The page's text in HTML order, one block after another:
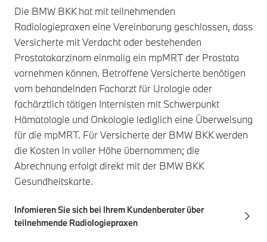
Die BMW BKK hat mit teilnehmenden
Radiologiepraxen eine Vereinbarung geschlossen, dass
Versicherte mit Verdacht oder bestehenden
Prostatakarzinom einmalig ein mpMRT der Prostata
vornehmen können. Betroffene Versicherte benötigen
vom behandelnden Facharzt für Urologie oder
fachärztlich tätigen Internisten mit Schwerpunkt
Hämatologie und Onkologie lediglich eine Überweisung
für die mpMRT. Für Versicherte der BMW BKK werden
die Kosten in voller Höhe übernommen; die
Abrechnung erfolgt direkt mit der BMW BKK
Gesundheitskarte.
Infomieren Sie sich bei Ihrem Kundenberater über
teilnehmende Radiologiepraxen